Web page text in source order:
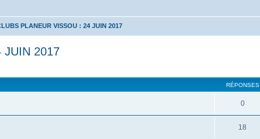
PLANEUR VISSOU : 24 JUIN 2017
JUIN 2017
RÉPONSES
0
18